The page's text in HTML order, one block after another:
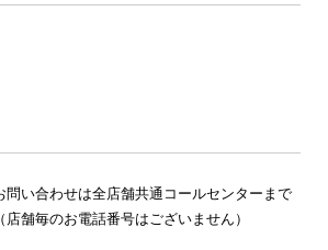
問い合わせは全店舗共通コールセンターまで
舗毎のお電話番号はございません）